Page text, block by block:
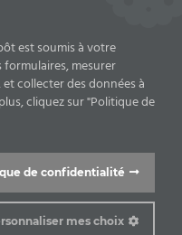
- Airbus
est soumis à votre
mesurer
collecter des données à
cliquez sur "Politique de
de confidentialité
mes choix